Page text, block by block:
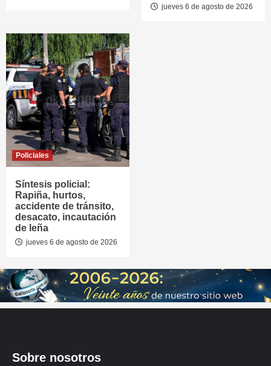
jueves 6 de agosto de 2026
Policiales
Síntesis policial:
Rapiña, hurtos,
accidente de tránsito,
desacato, incautación
de leña
jueves 6 de agosto de 2026
Sobre nosotros